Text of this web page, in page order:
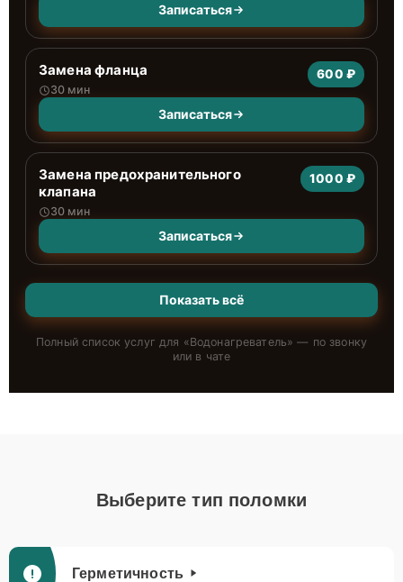
Записаться
Замена фланца
30 мин
600 ₽
Записаться
Замена предохранительного
клапана
30 мин
1000 ₽
Записаться
Показать всё
Полный список услуг для «Водонагреватель» — по звонку
или в чате
Выберите тип поломки
Герметичность